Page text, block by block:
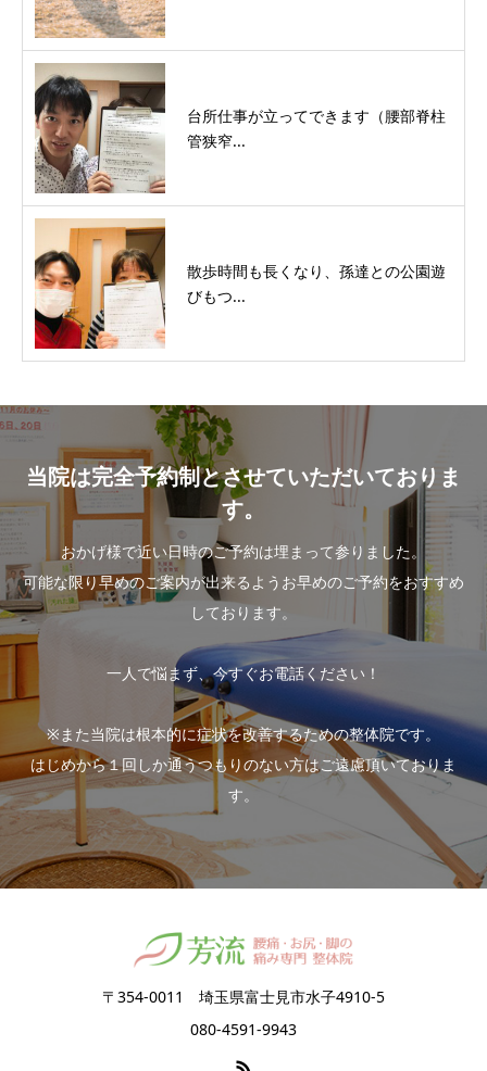
台所仕事が立ってできます（腰部脊柱
管狭窄...
散歩時間も長くなり、孫達との公園遊
びもつ...
当院は完全予約制とさせていただいておりま
す。
おかげ様で近い日時のご予約は埋まって参りました。
可能な限り早めのご案内が出来るようお早めのご予約をおすすめ
しております。
一人で悩まず、今すぐお電話ください！
※また当院は根本的に症状を改善するための整体院です。
はじめから１回しか通うつもりのない方はご遠慮頂いておりま
す。
〒354-0011 埼玉県富士見市水子4910-5
080-4591-9943